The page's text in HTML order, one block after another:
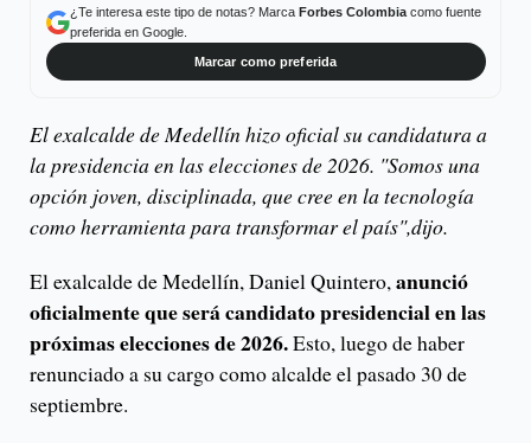
¿Te interesa este tipo de notas? Marca Forbes Colombiacomo fuente
preferida en Google.
Marcar como preferida
El exalcalde de Medellín hizo oficial su candidatura a
la presidencia en las elecciones de 2026. "Somos una
opción joven, disciplinada, que cree en la tecnología
como herramienta para transformar el país",dijo.
El exalcalde de Medellín, Daniel Quintero,anunció
oficialmente que será candidato presidencial en las
próximas elecciones de 2026.Esto, luego de haber
renunciado a su cargo como alcalde el pasado 30 de
septiembre.